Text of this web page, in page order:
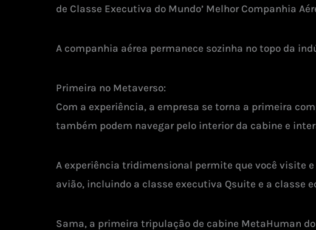
de Classe Executiva do Mundo’ Melhor Companhia
A companhia aérea permanece sozinha no topo da
Primeira no Metaverso:
Com a experiência, a empresa se torna a primeira
também podem navegar pelo interior da cabine e
A experiência tridimensional permite que você visite
avião, incluindo a classe executiva Qsuite e a classe
Sama, a primeira tripulação de cabine MetaHuman